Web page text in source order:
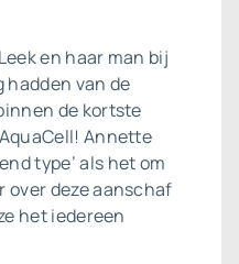
en haar man bij
hadden van de
de kortste
Annette
type’ als het om
over deze aanschaf
het iedereen